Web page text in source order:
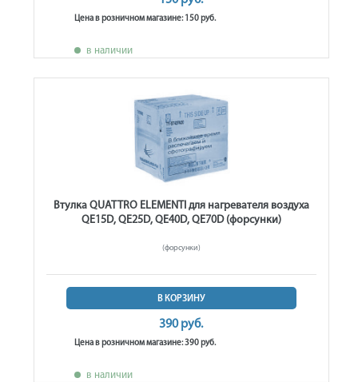
Цена в розничном магазине: 150 руб.
в наличии
Втулка QUATTRO ELEMENTI для нагревателя воздуха
QE15D, QE25D, QE40D, QE70D (форсунки)
(форсунки)
В КОРЗИНУ
390 руб.
Цена в розничном магазине: 390 руб.
в наличии